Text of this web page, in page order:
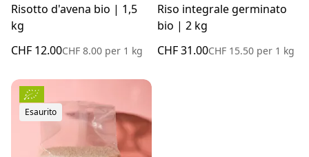
Risotto d'avena bio | 1,5
kg
CHF 12.00CHF 8.00 per 1 kg
Riso integrale germinato
bio | 2 kg
CHF 31.00CHF 15.50 per 1 kg
Esaurito